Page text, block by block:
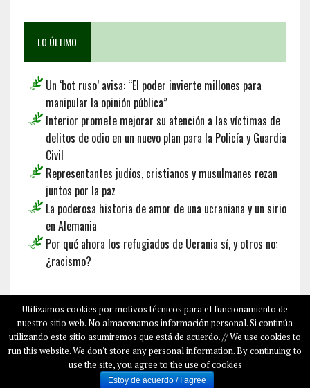
LO ÚLTIMO
Un ‘bot ruso’ avisa: “El poder invierte millones para
manipular la opinión pública”
Interior promete mejorar su atención a las víctimas de
delitos de odio en un nuevo plan para la Policía y Guardia
Civil
Representantes judíos, cristianos y musulmanes rezan
juntos por la paz
La poderosa historia de amor de una ucraniana y un sirio
en Alemania
Por qué ahora los refugiados de Ucrania sí, y otros no:
¿racismo?
English
Deutsch
Français
COPYRIGHT © 2026SALAMPLAN.COM
SOBRE NOSOTROS
SALAM PLAN EN LOS MEDIOS
Utilizamos cookies por motivos técnicos para el funcionamiento de
nuestro sitio web. No almacenamos información personal. Si continúa
utilizando este sitio asumiremos que está de acuerdo. // We use cookies to
run this website. We don't store any personal information. By continuing to
use the site, you agree to the use of cookies
Estoy de acuerdo / I agree